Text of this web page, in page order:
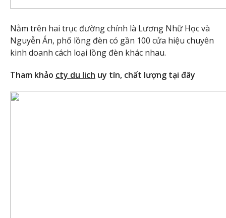
Nằm trên hai trục đường chính là Lương Nhữ Học và
Nguyễn Án, phố lồng đèn có gần 100 cửa hiệu chuyên
kinh doanh cách loại lồng đèn khác nhau.
Tham khảo cty du lich uy tín, chất lượng tại đây